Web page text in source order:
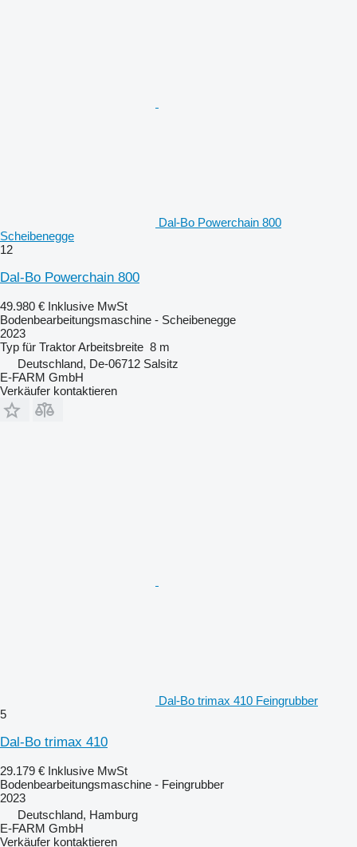
Dal-Bo Powerchain 800
Scheibenegge
12
Dal-Bo Powerchain 800
49.980 € Inklusive MwSt
Bodenbearbeitungsmaschine - Scheibenegge
2023
Typ für TraktorArbeitsbreite 8 m
Deutschland, De-06712 Salsitz
E-FARM GmbH
Verkäufer kontaktieren
Dal-Bo trimax 410 Feingrubber
5
Dal-Bo trimax 410
29.179 € Inklusive MwSt
Bodenbearbeitungsmaschine - Feingrubber
2023
Deutschland, Hamburg
E-FARM GmbH
Verkäufer kontaktieren